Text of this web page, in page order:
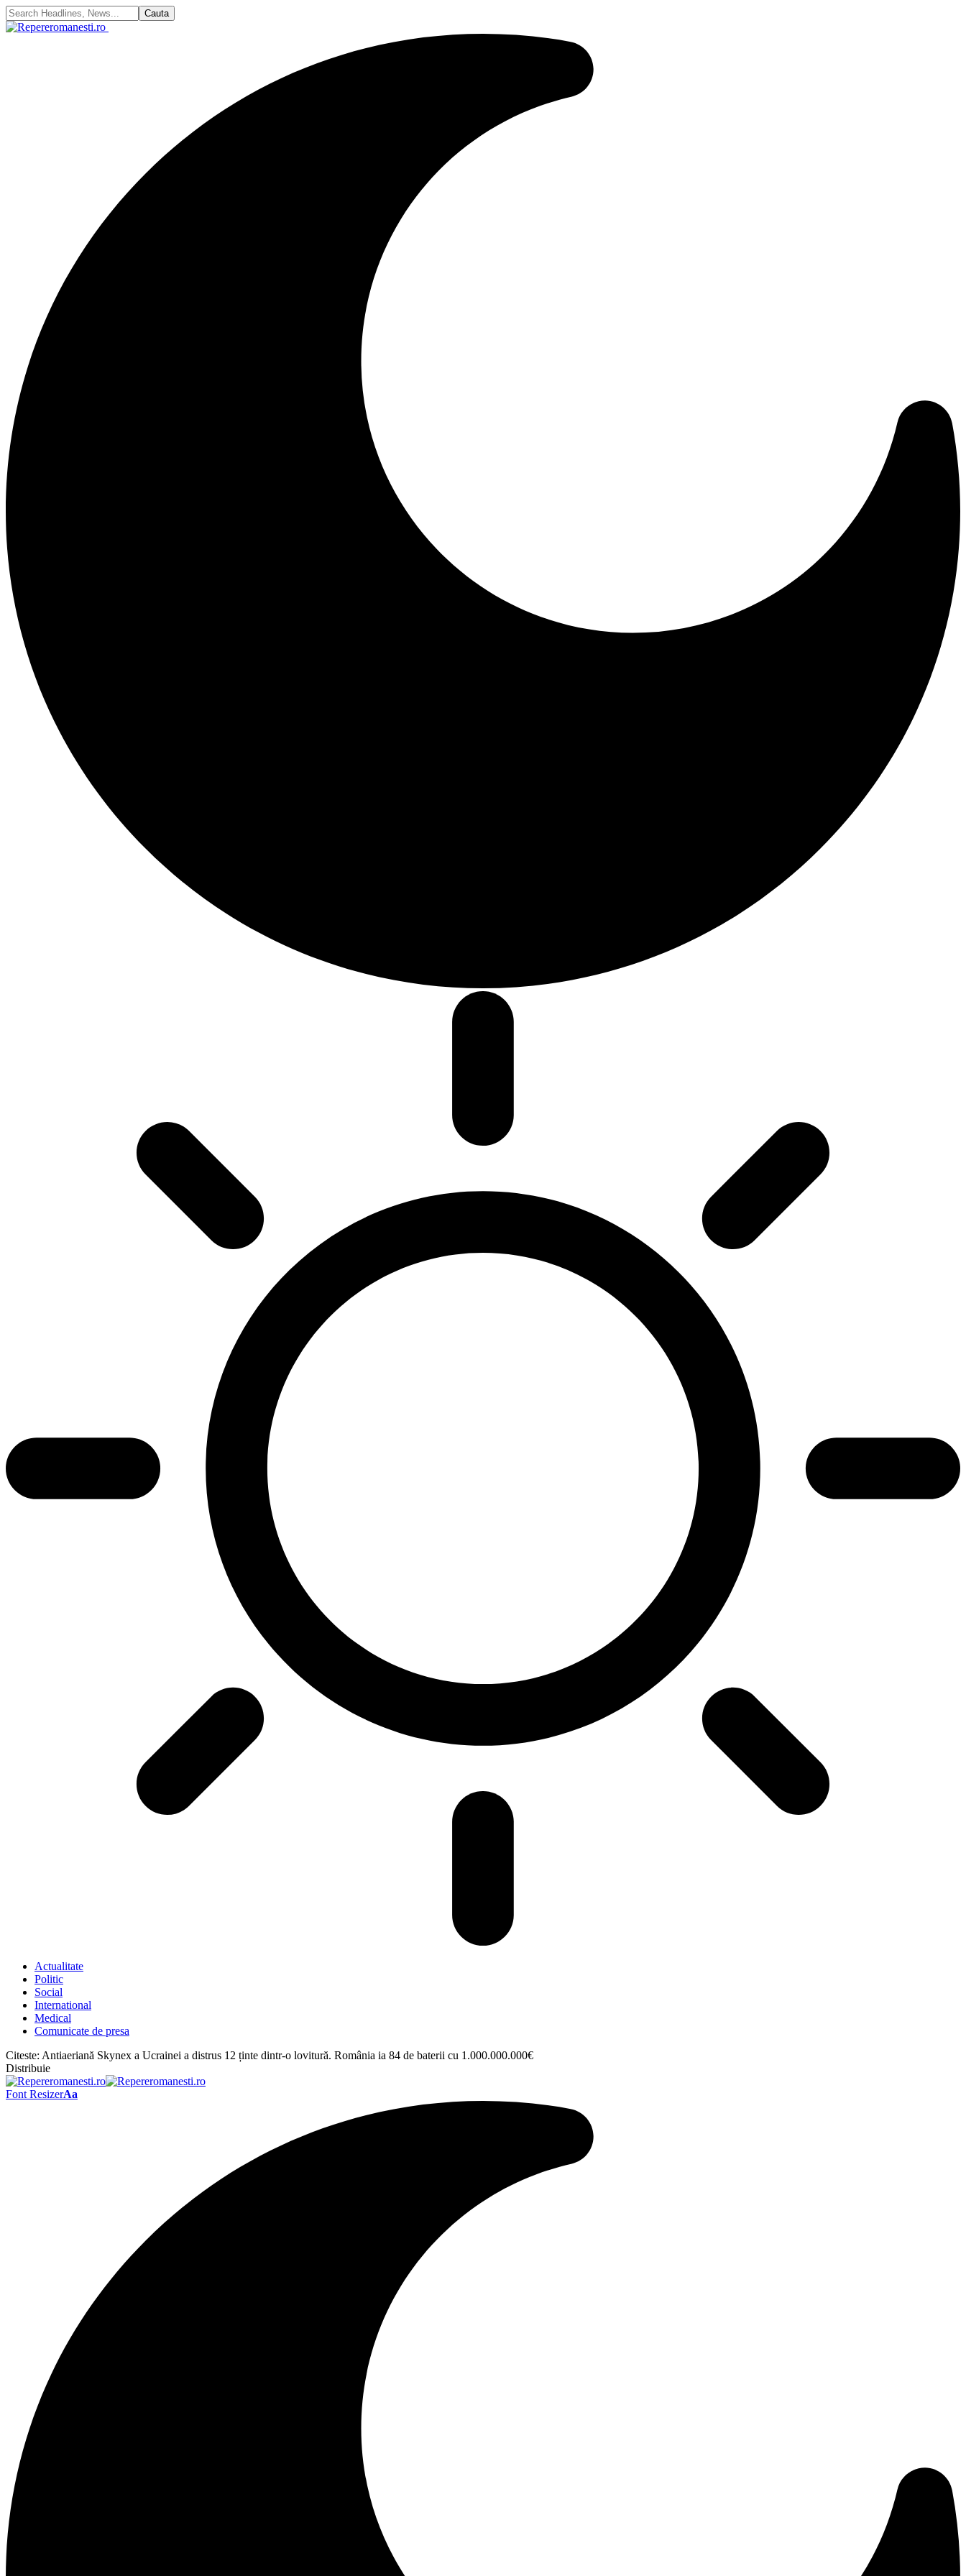
Actualitate
Politic
Social
International
Medical
Comunicate de presa
Citeste: Antiaeriană Skynex a Ucrainei a distrus 12 ținte dintr-o lovitură. România ia 84 de baterii cu 1.000.000.000€
Distribuie
Font ResizerAa